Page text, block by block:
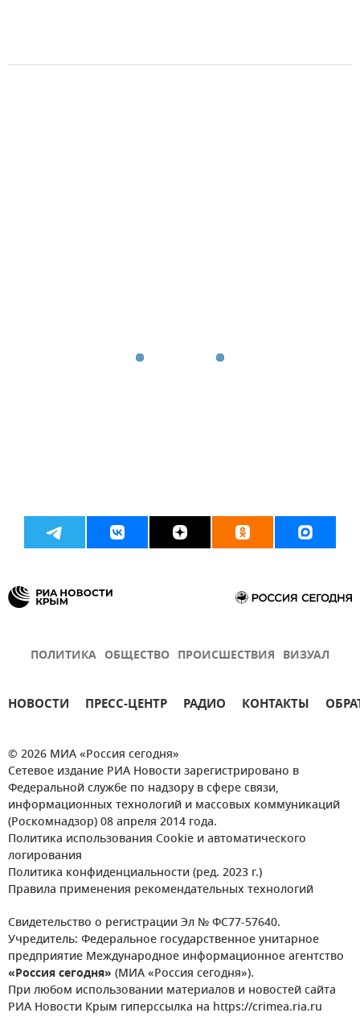
ПОЛИТИКА ОБЩЕСТВО ПРОИСШЕСТВИЯ ВИЗУАЛ
НОВОСТИ ПРЕСС-ЦЕНТР РАДИО КОНТАКТЫ
© 2026 МИА «Россия сегодня»
Сетевое издание РИА Новости зарегистрировано в
Федеральной службе по надзору в сфере связи,
информационных технологий и массовых коммуникаций
(Роскомнадзор) 08 апреля 2014 года.
Политика использования Cookie и автоматического
логирования
Политика конфиденциальности (ред. 2023 г.)
Правила применения рекомендательных технологий
Свидетельство о регистрации Эл № ФС77-57640.
Учредитель: Федеральное государственное унитарное
предприятие Международное информационное агентство
«Россия сегодня» (МИА «Россия сегодня»).
При любом использовании материалов и новостей сайта
РИА Новости Крым гиперссылка на https://crimea.ria.ru